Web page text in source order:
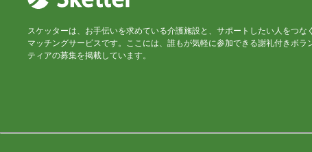
スケッターは、お手伝いを求めている介護施設と、サポートしたい人をつな
マッチングサービスです。ここには、誰もが気軽に参加できる謝礼付きボラ
ティアの募集を掲載しています。